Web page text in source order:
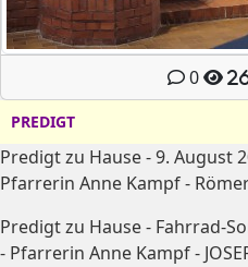
0
PREDIGT
Predigt zu Hause - 9. August
Pfarrerin Anne Kampf -
Predigt zu Hause - Fahrrad-
- Pfarrerin Anne Kampf -